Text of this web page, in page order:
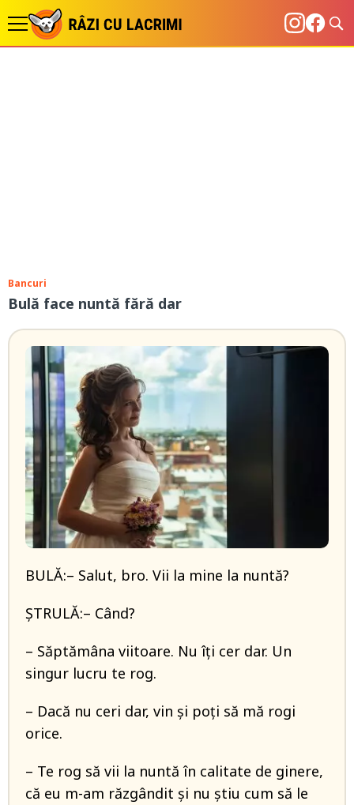
Bancuri
Bulă face nuntă fără dar
BULĂ:– Salut, bro. Vii la mine la nuntă?
ȘTRULĂ:– Când?
– Săptămâna viitoare. Nu îți cer dar. Un
singur lucru te rog.
– Dacă nu ceri dar, vin și poți să mă rogi
orice.
– Te rog să vii la nuntă în calitate de ginere,
că eu m-am răzgândit și nu știu cum să le